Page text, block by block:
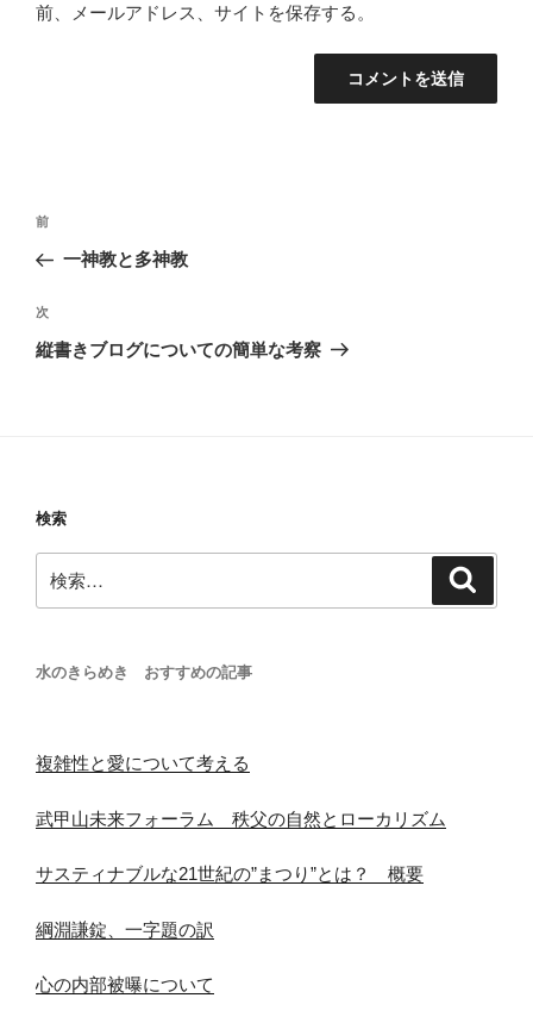
前、メールアドレス、サイトを保存する。
投
ナ
ビ
ゲ
前
の
稿
前
一神教と多神教
次
の
次
縦書きブログについての簡単な考察
検索
索:
水のきらめき おすすめの記事
複雑性と愛について考える
武甲山未来フォーラム 秩父の自然とローカリズム
サスティナブルな21世紀の”まつり”とは？ 概要
綱淵謙錠、一字題の訳
心の内部被曝について